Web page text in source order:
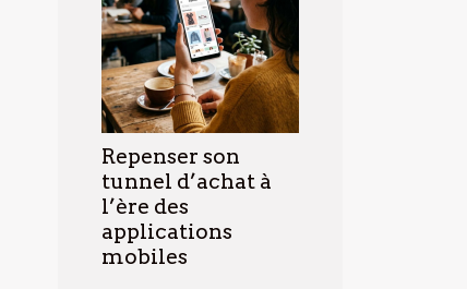
Repenser son
tunnel d’achat à
l’ère des
applications
mobiles